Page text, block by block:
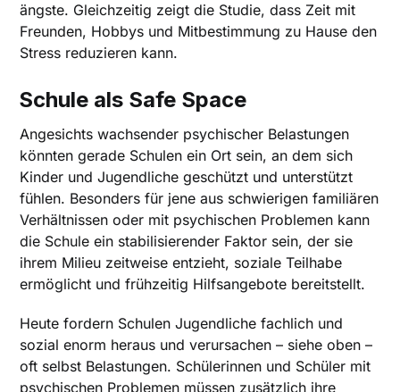
ängste. Gleichzeitig zeigt die Studie, dass Zeit mit
Freunden, Hobbys und Mitbestimmung zu Hause den
Stress reduzieren kann.
Schule als Safe Space
Angesichts wachsender psychischer Belastungen
könnten gerade Schulen ein Ort sein, an dem sich
Kinder und Jugendliche geschützt und unterstützt
fühlen. Besonders für jene aus schwierigen familiären
Verhältnissen oder mit psychischen Problemen kann
die Schule ein stabilisierender Faktor sein, der sie
ihrem Milieu zeitweise entzieht, soziale Teilhabe
ermöglicht und frühzeitig Hilfsangebote bereitstellt.
Heute fordern Schulen Jugendliche fachlich und
sozial enorm heraus und verursachen – siehe oben –
oft selbst Belastungen. Schülerinnen und Schüler mit
psychischen Problemen müssen zusätzlich ihre